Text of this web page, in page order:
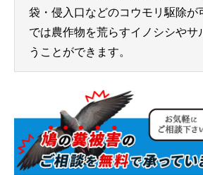
袋・侵入口などのコウモリ駆除が
では農作物を荒らすイノシシやサ
うことができます。